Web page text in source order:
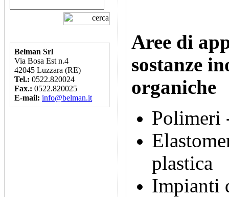
Belman Srl
Via Bosa Est n.4
42045 Luzzara (RE)
Tel.: 0522.820024
Fax.: 0522.820025
E-mail: info@belman.it
Aree di
sostanze
organiche
Polimeri
plastica
Impianti